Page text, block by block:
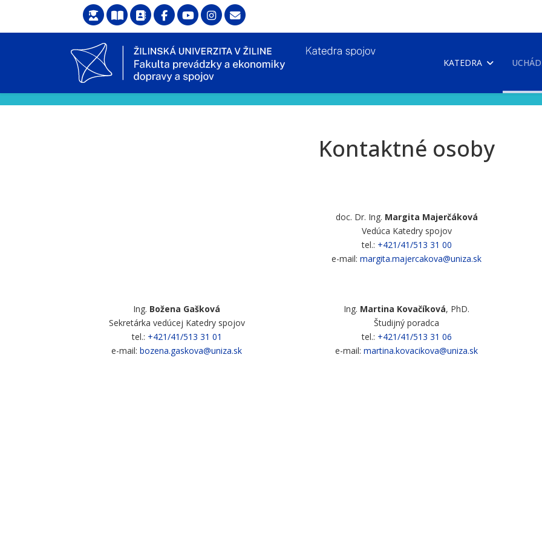
KATEDRA
Kontaktné osoby
doc. Dr. Ing. Margita Majerčáková
Vedúca Katedry spojov
tel.: +421/41/513 31 00
e-mail: margita.majercakova@uniza.sk
Ing. Božena Gašková
Sekretárka vedúcej Katedry spojov
tel.: +421/41/513 31 01
e-mail: bozena.gaskova@uniza.sk
Ing. Martina Kovačíková, PhD.
Študijný poradca
tel.: +421/41/513 31 06
e-mail: martina.kovacikova@uniza.sk